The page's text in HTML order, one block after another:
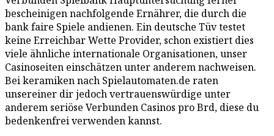
bescheinigen nachfolgende Ernährer, die durch die
bank faire Spiele andienen. Ein deutsche Tüv testet
keine Erreichbar Wette Provider, schon existiert dies
viele ähnliche internationale Organisationen, unser
Casinoseiten einschätzen unter anderem nachweisen.
Bei keramiken nach Spielautomaten.de raten
unsereiner dir jedoch vertrauenswürdige unter
anderem seriöse Verbunden Casinos pro Brd, diese du
bedenkenfrei verwenden kannst.